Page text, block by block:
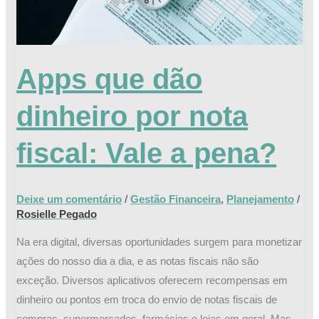
Apps que dão
dinheiro por nota
fiscal: Vale a pena?
Deixe um comentário /Gestão Financeira, Planejamento /
Rosielle Pegado
Na era digital, diversas oportunidades surgem para monetizar
ações do nosso dia a dia, e as notas fiscais não são
exceção. Diversos aplicativos oferecem recompensas em
dinheiro ou pontos em troca do envio de notas fiscais de